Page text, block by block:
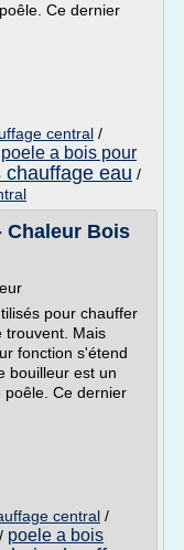
Ce dernier
central /
poele a bois pour
chauffage eau /
Chaleur Bois
pour chauffer
trouvent. Mais
fonction s'étend
bouilleur est un
poêle. Ce dernier
central /
/ poele a bois